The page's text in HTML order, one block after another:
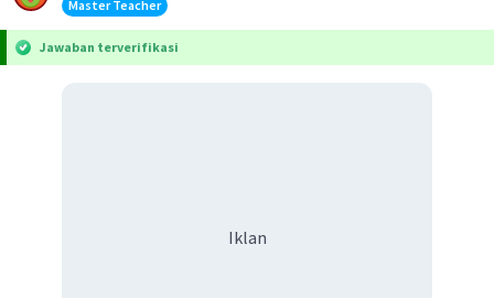
Master Teacher
Jawaban terverifikasi
Iklan